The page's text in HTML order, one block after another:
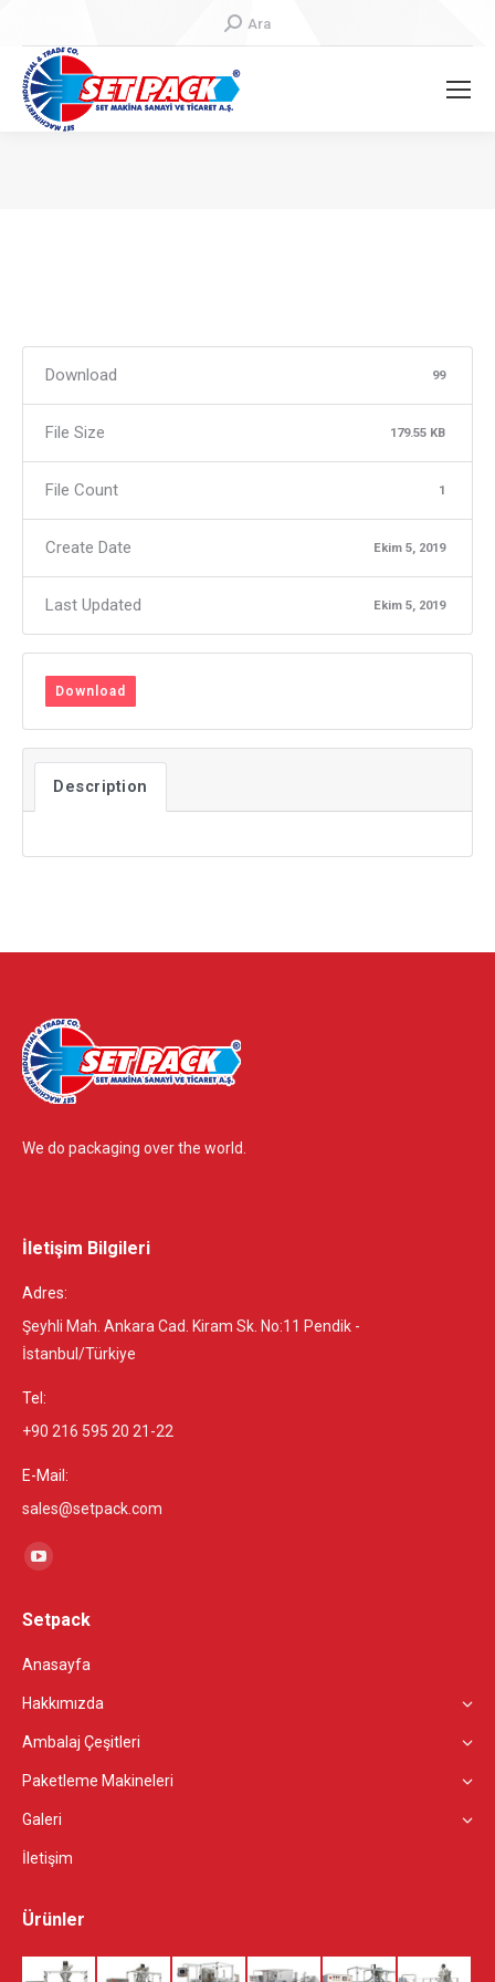
Search:
Ara
Download 99
File Size 179.55 KB
File Count 1
Create Date Ekim 5, 2019
Last Updated Ekim 5, 2019
Download
Description
We do packaging over the world.
İletişim Bilgileri
Adres:
Şeyhli Mah. Ankara Cad. Kiram Sk. No:11 Pendik -
İstanbul/Türkiye
Tel:
+90 216 595 20 21-22
E-Mail:
sales@setpack.com
Find us on:
YouTube
opens
window
Setpack
Anasayfa
Hakkımızda
Ambalaj Çeşitleri
Paketleme Makineleri
Galeri
İletişim
Ürünler